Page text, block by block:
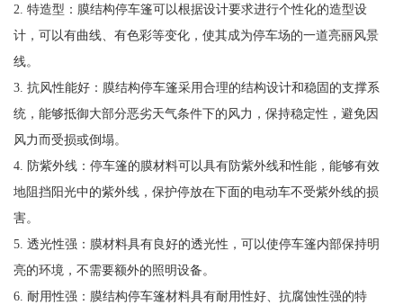
2. 特造型：膜结构停车篷可以根据设计要求进行个性化的造型设
计，可以有曲线、有色彩等变化，使其成为停车场的一道亮丽风景
线。
3. 抗风性能好：膜结构停车篷采用合理的结构设计和稳固的支撑系
统，能够抵御大部分恶劣天气条件下的风力，保持稳定性，避免因
风力而受损或倒塌。
4. 防紫外线：停车篷的膜材料可以具有防紫外线和性能，能够有效
地阻挡阳光中的紫外线，保护停放在下面的电动车不受紫外线的损
害。
5. 透光性强：膜材料具有良好的透光性，可以使停车篷内部保持明
亮的环境，不需要额外的照明设备。
6. 耐用性强：膜结构停车篷材料具有耐用性好、抗腐蚀性强的特